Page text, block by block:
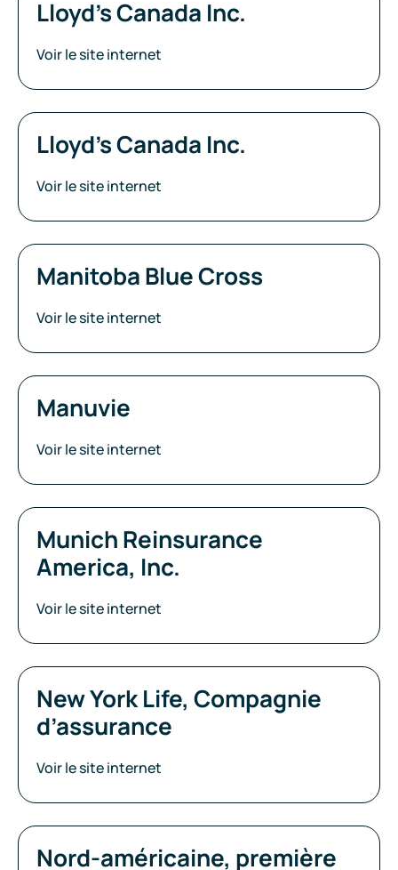
Lloyd’s Canada Inc.
Voir le site internet
Lloyd’s Canada Inc.
Voir le site internet
Manitoba Blue Cross
Voir le site internet
Manuvie
Voir le site internet
Munich Reinsurance
America, Inc.
Voir le site internet
New York Life, Compagnie
d’assurance
Voir le site internet
Nord-américaine, première